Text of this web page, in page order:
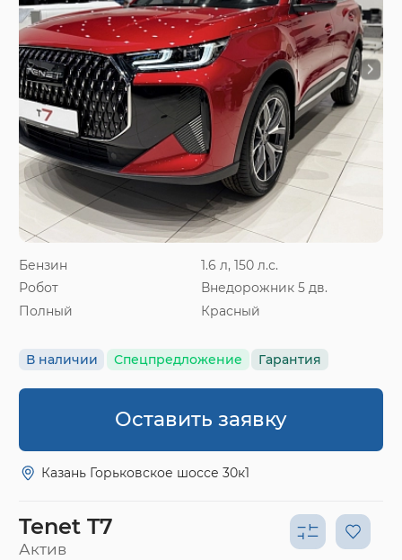
Бензин
1.6 л, 150 л.с.
Робот
Внедорожник 5 дв.
Полный
Красный
В наличии Спецпредложение Гарантия
Оставить заявку
Казань Горьковское шоссе 30к1
Tenet T7
Актив